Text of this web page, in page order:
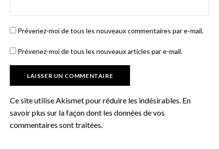
Prévenez-moi de tous les nouveaux commentaires par e-mail.
Prévenez-moi de tous les nouveaux articles par e-mail.
Ce site utilise Akismet pour réduire les indésirables. En
savoir plus sur la façon dont les données de vos
commentaires sont traitées.